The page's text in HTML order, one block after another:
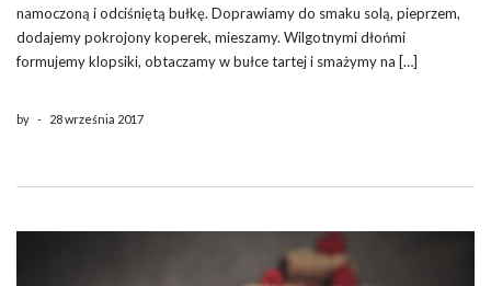
namoczoną i odciśniętą bułkę. Doprawiamy do smaku solą, pieprzem,
dodajemy pokrojony koperek, mieszamy. Wilgotnymi dłońmi
formujemy klopsiki, obtaczamy w bułce tartej i smażymy na […]
by - 28 września 2017